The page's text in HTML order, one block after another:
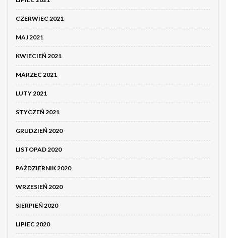
CZERWIEC 2021
MAJ 2021
KWIECIEŃ 2021
MARZEC 2021
LUTY 2021
STYCZEŃ 2021
GRUDZIEŃ 2020
LISTOPAD 2020
PAŹDZIERNIK 2020
WRZESIEŃ 2020
SIERPIEŃ 2020
LIPIEC 2020